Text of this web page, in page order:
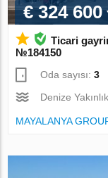
€ 324 600
Ticari
№184150
Oda sayısı:3
Denize
MAYALANYA